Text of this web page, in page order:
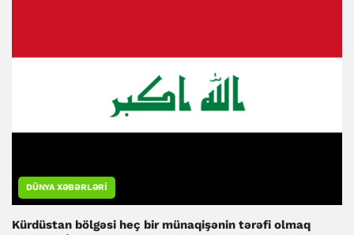
DÜNYA XƏBƏRLƏRI
Kürdüstan bölgəsi heç bir münaqişənin tərəfi olmaq